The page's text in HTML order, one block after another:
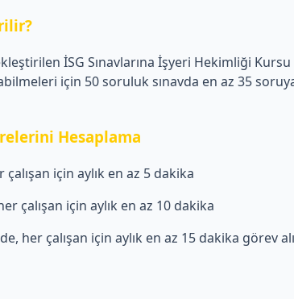
İSG Sınavlarına İşyeri Hekimliği Kursu
için 50 soruluk sınavda en az 35
Hesaplama
için aylık en az 5 dakika
çalışan için aylık en az 10 dakika
her çalışan için aylık en az 15 dakika görev